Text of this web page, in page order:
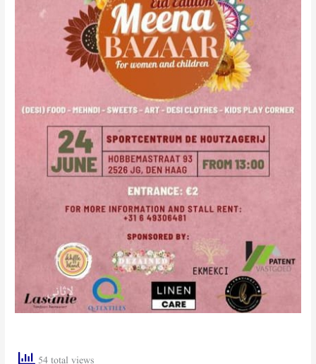
54 total views